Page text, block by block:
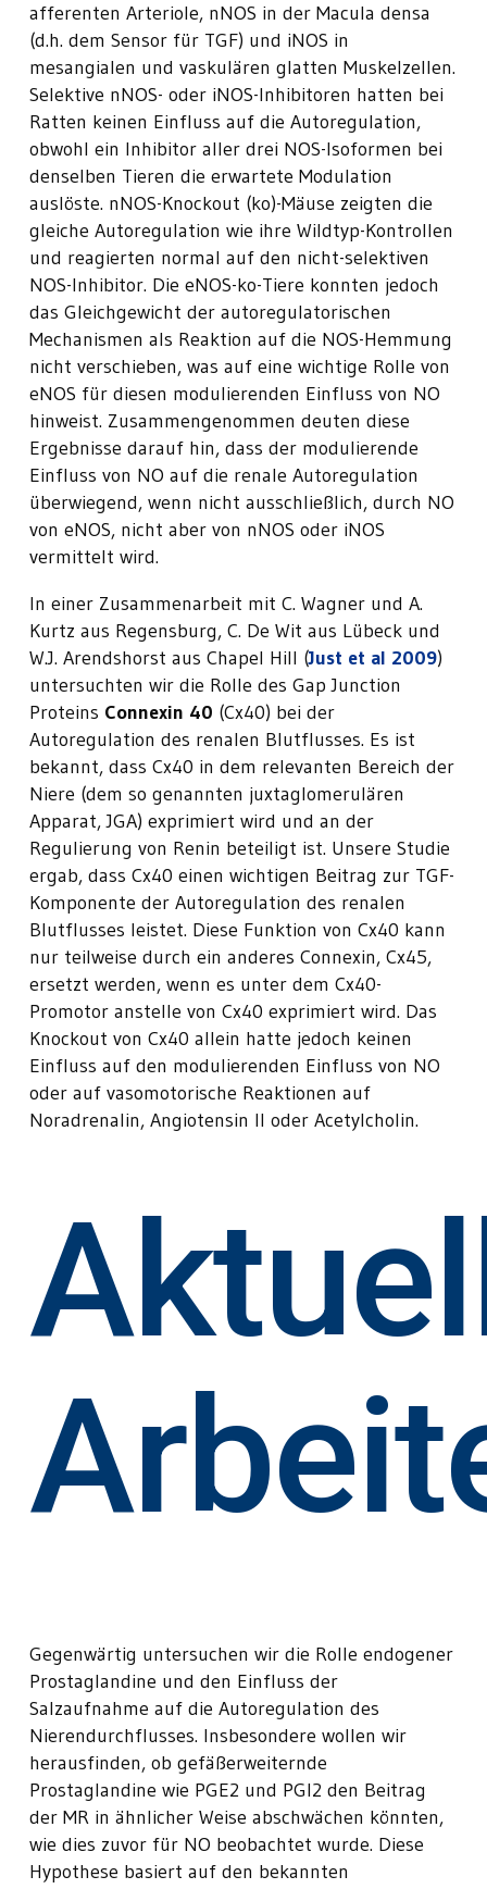
afferenten Arteriole, nNOS in der Macula densa
(d.h. dem Sensor für TGF) und iNOS in
mesangialen und vaskulären glatten Muskelzellen.
Selektive nNOS- oder iNOS-Inhibitoren hatten bei
Ratten keinen Einfluss auf die Autoregulation,
obwohl ein Inhibitor aller drei NOS-Isoformen bei
denselben Tieren die erwartete Modulation
auslöste. nNOS-Knockout (ko)-Mäuse zeigten die
gleiche Autoregulation wie ihre Wildtyp-Kontrollen
und reagierten normal auf den nicht-selektiven
NOS-Inhibitor. Die eNOS-ko-Tiere konnten jedoch
das Gleichgewicht der autoregulatorischen
Mechanismen als Reaktion auf die NOS-Hemmung
nicht verschieben, was auf eine wichtige Rolle von
eNOS für diesen modulierenden Einfluss von NO
hinweist. Zusammengenommen deuten diese
Ergebnisse darauf hin, dass der modulierende
Einfluss von NO auf die renale Autoregulation
überwiegend, wenn nicht ausschließlich, durch NO
von eNOS, nicht aber von nNOS oder iNOS
vermittelt wird.
In einer Zusammenarbeit mit C. Wagner und A.
Kurtz aus Regensburg, C. De Wit aus Lübeck und
W.J. Arendshorst aus Chapel Hill (Just et al 2009)
untersuchten wir die Rolle des Gap Junction
Proteins Connexin 40 (Cx40) bei der
Autoregulation des renalen Blutflusses. Es ist
bekannt, dass Cx40 in dem relevanten Bereich der
Niere (dem so genannten juxtaglomerulären
Apparat, JGA) exprimiert wird und an der
Regulierung von Renin beteiligt ist. Unsere Studie
ergab, dass Cx40 einen wichtigen Beitrag zur TGF-
Komponente der Autoregulation des renalen
Blutflusses leistet. Diese Funktion von Cx40 kann
nur teilweise durch ein anderes Connexin, Cx45,
ersetzt werden, wenn es unter dem Cx40-
Promotor anstelle von Cx40 exprimiert wird. Das
Knockout von Cx40 allein hatte jedoch keinen
Einfluss auf den modulierenden Einfluss von NO
oder auf vasomotorische Reaktionen auf
Noradrenalin, Angiotensin II oder Acetylcholin.
Gegenwärtig untersuchen wir die Rolle endogener
Prostaglandine und den Einfluss der
Salzaufnahme auf die Autoregulation des
Nierendurchflusses. Insbesondere wollen wir
herausfinden, ob gefäßerweiternde
Prostaglandine wie PGE2 und PGI2 den Beitrag
der MR in ähnlicher Weise abschwächen könnten,
wie dies zuvor für NO beobachtet wurde. Diese
Hypothese basiert auf den bekannten